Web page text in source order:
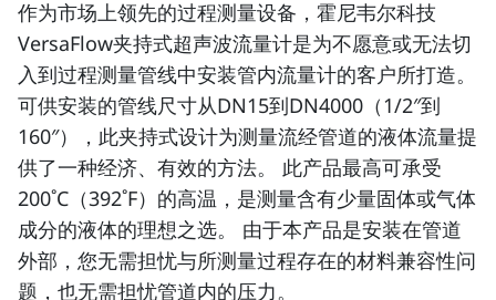
作为市场上领先的过程测量设备，霍尼韦尔科技
VersaFlow夹持式超声波流量计是为不愿意或无法切
入到过程测量管线中安装管内流量计的客户所打造。
可供安装的管线尺寸从DN15到DN4000（1/2″到
160″），此夹持式设计为测量流经管道的液体流量提
供了一种经济、有效的方法。 此产品最高可承受
200˚C（392˚F）的高温，是测量含有少量固体或气体
成分的液体的理想之选。 由于本产品是安装在管道
外部，您无需担忧与所测量过程存在的材料兼容性问
题，也无需担忧管道内的压力。